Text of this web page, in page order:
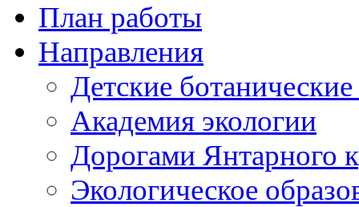
План работы
Направления
Детские
Академия экологии
Дорогами Янтарного
Экологическое